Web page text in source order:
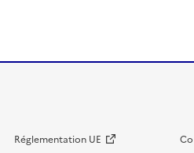
Réglementation UE